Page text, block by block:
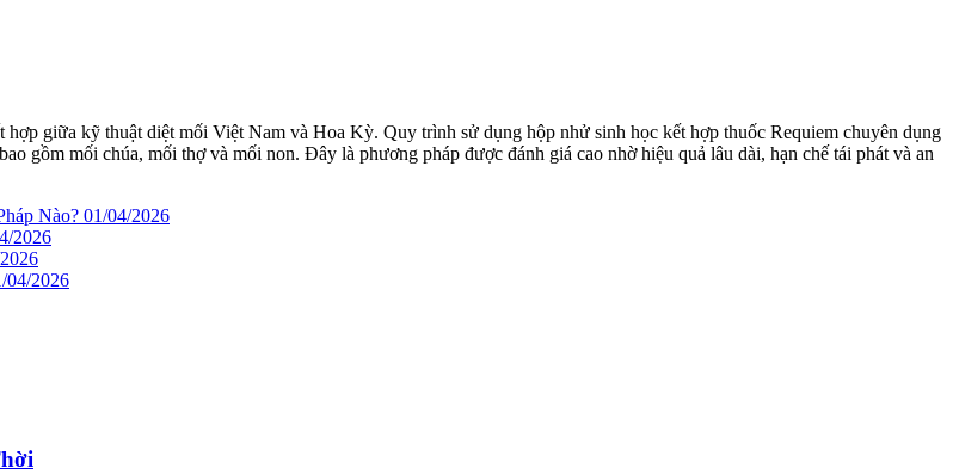
giữa kỹ thuật diệt mối Việt Nam và Hoa Kỳ. Quy trình sử dụng hộp nhử sinh học kết hợp thuốc Requiem chuyên dụng
gồm mối chúa, mối thợ và mối non. Đây là phương pháp được đánh giá cao nhờ hiệu quả lâu dài, hạn chế tái phát và an
Nào? 01/04/2026
2026
04/2026